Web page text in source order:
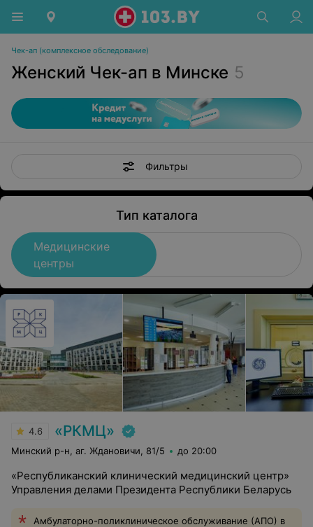
Чек-ап (комплексное обследование)
Женский Чек-ап в Минске 5
Фильтры
Тип каталога
Медицинские
центры
4.6 «РКМЦ»
Минский р-н, аг. Ждановичи, 81/5 до 20:00
«Республиканский клинический медицинский центр»
Управления делами Президента Республики Беларусь
Амбулаторно-поликлиническое обслуживание (АПО) в